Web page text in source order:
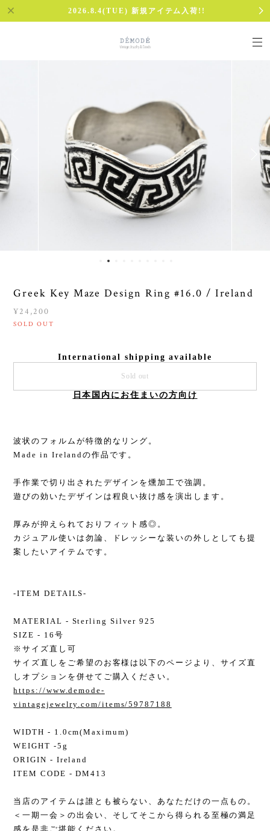
2026.8.4(TUE) 新規アイテム入荷!!
Greek Key Maze Design Ring #16.0 / Ireland
¥24,200
SOLD OUT
International shipping available
Sold out
日本国内にお住まいの方向け
波状のフォルムが特徴的なリング。
Made in Irelandの作品です。
手作業で切り出されたデザインを燻加工で強調。
遊びの効いたデザインは程良い抜け感を演出します。
厚みが抑えられておりフィット感◎。
カジュアル使いは勿論、ドレッシーな装いの外しとしても提
案したいアイテムです。
-ITEM DETAILS-
MATERIAL - Sterling Silver 925
SIZE - 16号
※サイズ直し可
サイズ直しをご希望のお客様は以下のページより、サイズ直
しオプションを併せてご購入ください。
https://www.demode-
vintagejewelry.com/items/59787188
WIDTH - 1.0cm(Maximum)
WEIGHT -5g
ORIGIN - Ireland
ITEM CODE - DM413
当店のアイテムは誰とも被らない、あなただけの一点もの。
＜一期一会＞の出会い、そしてそこから得られる至極の満足
感を是非ご堪能ください。